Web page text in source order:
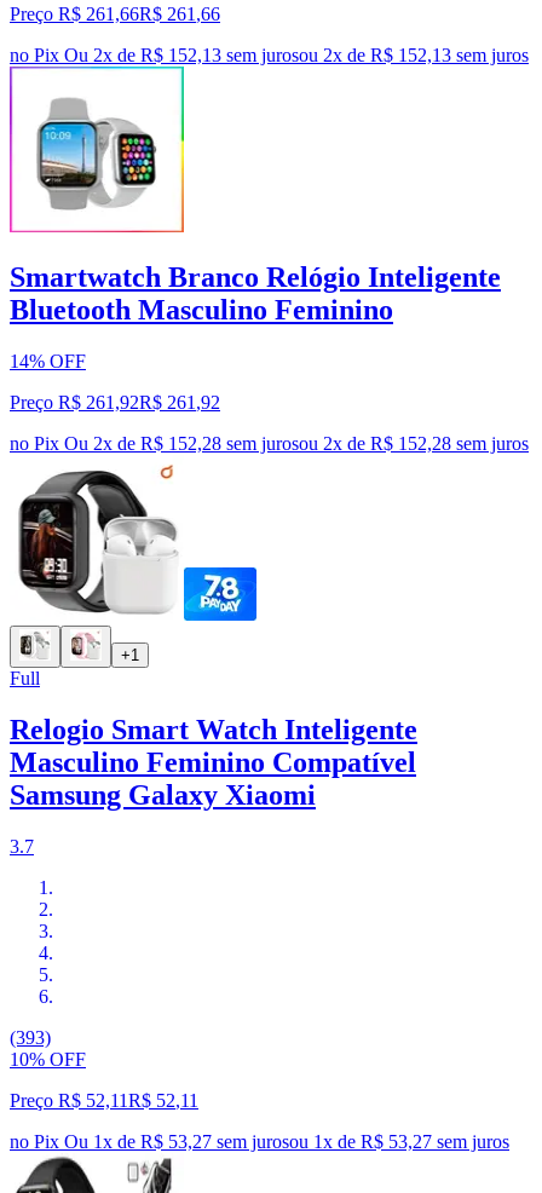
Preço R$ 261,66R$ 261 ,66
no Pix Ou 2x de R$ 152,13 sem jurosou 2x de R$ 152,13 sem juros
Smartwatch Branco Relógio Inteligente
Bluetooth Masculino Feminino
14% OFF
Preço R$ 261,92R$ 261 ,92
no Pix Ou 2x de R$ 152,28 sem jurosou 2x de R$ 152,28 sem juros
+1
Full
Relogio Smart Watch Inteligente
Masculino Feminino Compatível
Samsung Galaxy Xiaomi
3.7
(393)
10% OFF
Preço R$ 52,11R$ 52,11
no Pix Ou 1x de R$ 53,27 sem jurosou 1x de R$ 53,27 sem juros